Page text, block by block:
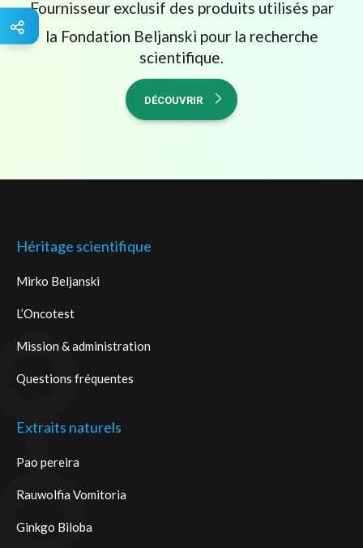
Fournisseur exclusif des produits utilisés par
la Fondation Beljanski pour la recherche
scientifique.
DÉCOUVRIR
Héritage scientifique
Mirko Beljanski
L’Oncotest
Mission & administration
Questions fréquentes
Extraits naturels
Pao pereira
Rauwolfia Vomitoria
Ginkgo Biloba